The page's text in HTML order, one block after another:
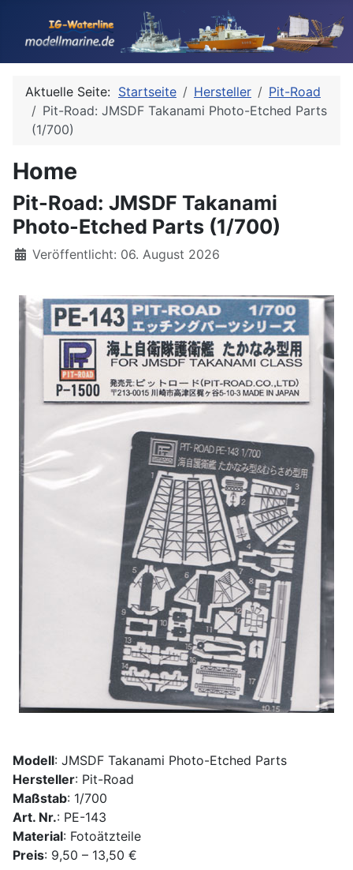
Aktuelle Seite: Startseite Hersteller
Pit-Road
Pit-Road: JMSDF Takanami Photo-Etched Parts
(1/700)
Home
Pit-Road: JMSDF Takanami
Photo-Etched Parts (1/700)
Details
Veröffentlicht: 06. August 2026
Modell: JMSDF Takanami Photo-Etched Parts
Hersteller: Pit-Road
Maßstab: 1/700
Art. Nr.: PE-143
Material: Fotoätzteile
Preis: 9,50 – 13,50 €